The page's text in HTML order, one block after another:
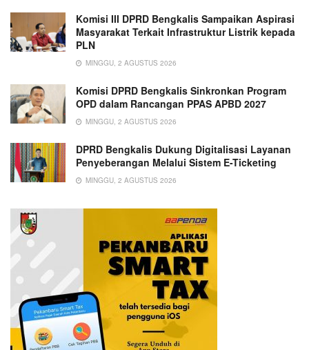
Komisi III DPRD Bengkalis Sampaikan Aspirasi
Masyarakat Terkait Infrastruktur Listrik kepada
PLN
MINGGU, 2 AGUSTUS 2026
Komisi DPRD Bengkalis Sinkronkan Program
OPD dalam Rancangan PPAS APBD 2027
MINGGU, 2 AGUSTUS 2026
DPRD Bengkalis Dukung Digitalisasi Layanan
Penyeberangan Melalui Sistem E-Ticketing
MINGGU, 2 AGUSTUS 2026